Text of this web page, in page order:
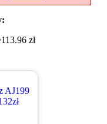
zł